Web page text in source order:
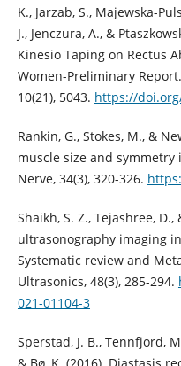
K., Jarzab, S., Majewska-
J., Jenczura, A., &
Kinesio Taping on Rectus
Women-Preliminary
10(21), 5043. https://
Rankin, G., Stokes, M., &
muscle size and
Nerve, 34(3), 320-326.
Shaikh, S. Z., Tejashree,
ultrasonography imaging
Systematic review and
Ultrasonics, 48(3), 285-294.
021-01104-3
Sperstad, J. B., Tennfjord,